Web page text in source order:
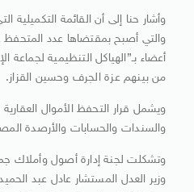
وأشار حنا إلى أن القائمة
أعضاء بـ”الهياكل التنظيمية لجماعة
من بينهم عزة الجرف وحسين القزاز.
ويشمل قرار التحفظ الأموال
والسندات والحسابات والأرصدة
وتشكلت لجنة إدارة أصول وأملاك
وزير العدل المستشار عادل عبد